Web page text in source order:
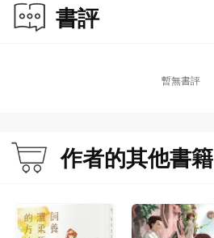
書評
暫無書評
作者的其他書籍